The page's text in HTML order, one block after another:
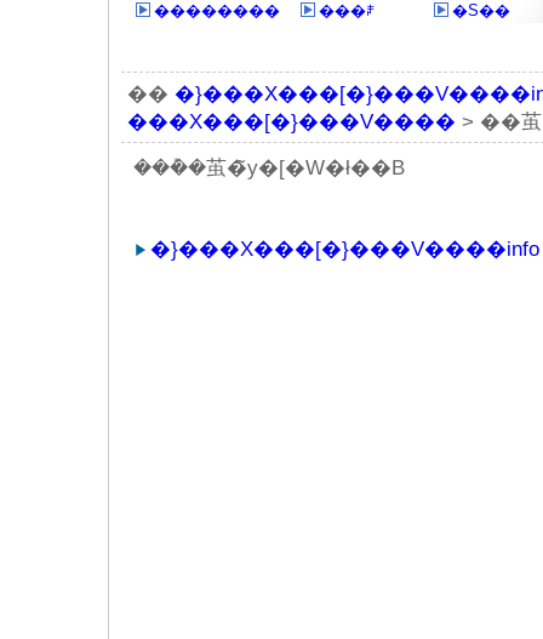
��������
���ꌧ �S��
��
���X���[�}���V���� > ��茧
���݊�茧�̃y�[�W�ł��B